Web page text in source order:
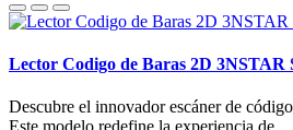
Lector Codigo de Baras 2D 3NSTAR
Descubre el innovador escáner de